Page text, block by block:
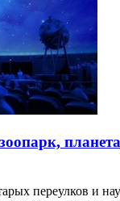
переулков и